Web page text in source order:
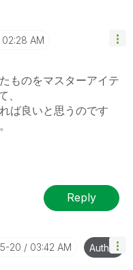
02:28 AM
ものをマスターアイテ
、
ば良いと思うのです
Reply
20 03:42 AM Author